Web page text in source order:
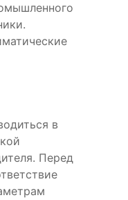
в
Перед